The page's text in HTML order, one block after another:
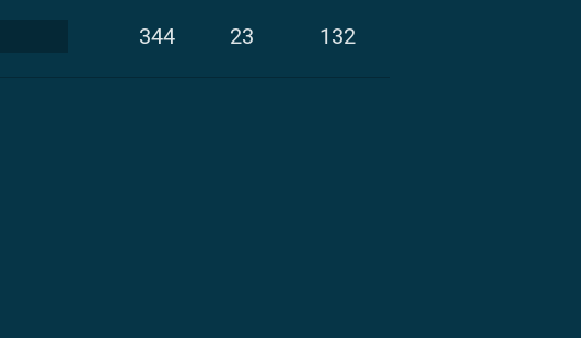
344 23 132